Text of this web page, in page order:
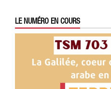
LE NUMÉRO EN COURS